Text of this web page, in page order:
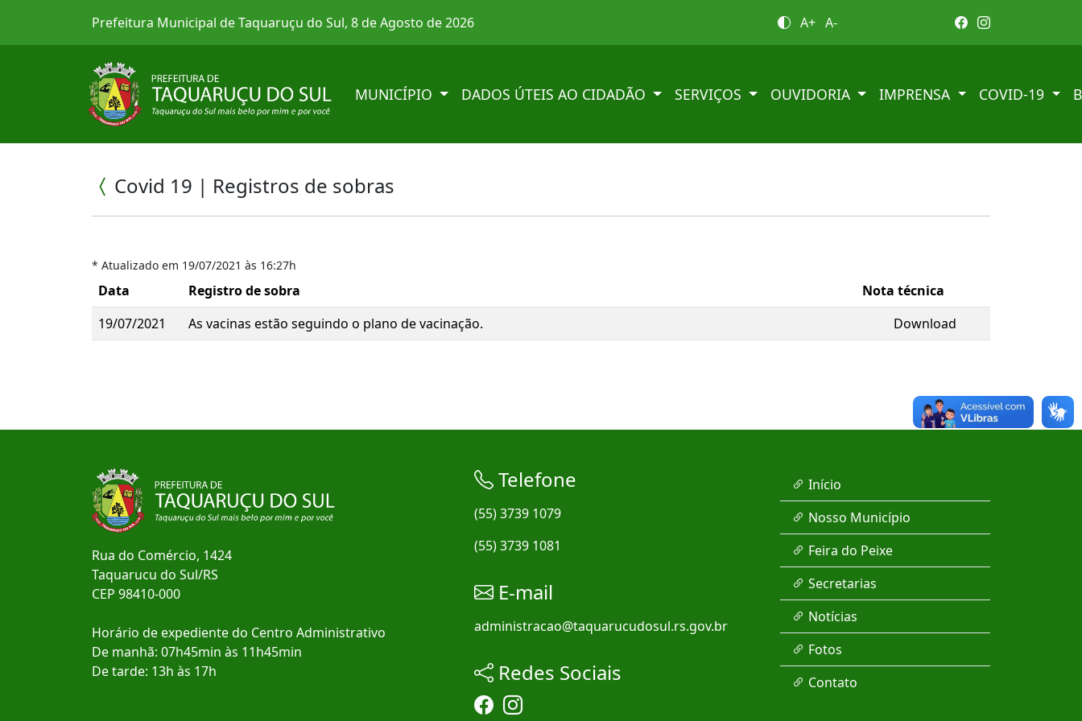
Prefeitura Municipal de Taquaruçu do Sul, 8 de Agosto de 2026 A+ A-
MUNICÍPIO DADOS ÚTEIS AO CIDADÃO SERVIÇOS OUVIDORIA IMPRENSA COVID-19
Covid 19 | Registros de sobras
* Atualizado em 19/07/2021 às 16:27h
Data Registro de sobra
Nota técnica
19/07/2021
As vacinas estão seguindo o plano de vacinação. Download
Rua do Comércio, 1424
Taquarucu do Sul/RS
CEP 98410-000
Horário de expediente do Centro Administrativo
De manhã: 07h45min às 11h45min
De tarde: 13h às 17h
Telefone
(55) 3739 1079
(55) 3739 1081
E-mail
administracao@taquarucudosul.rs.gov.br
Redes Sociais
Início
Nosso Município
Feira do Peixe
Secretarias
Notícias
Fotos
Contato